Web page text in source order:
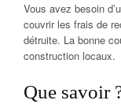
Vous avez besoin
couvrir les frais de
détruite. La bonne
construction locaux.
Que savoir